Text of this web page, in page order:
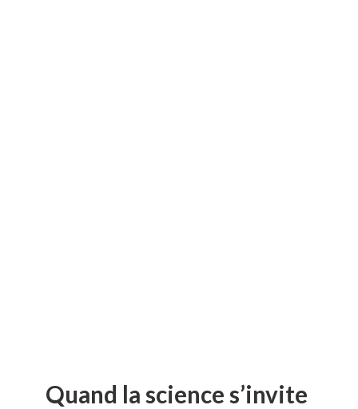
Quand la science s’invite